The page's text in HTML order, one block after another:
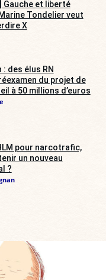
Gauche et liberté
Tondelier veut
X
: des élus RN
du projet de
à 50 millions d’euros
pour narcotrafic,
un nouveau
?